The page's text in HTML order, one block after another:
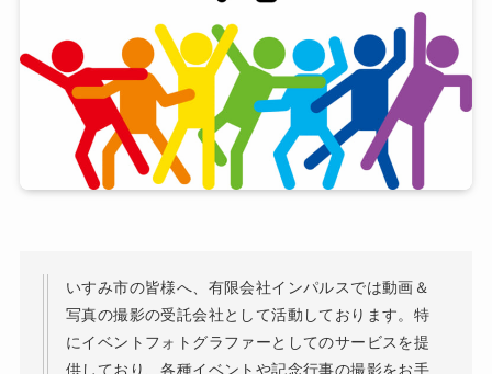
いすみ市の皆様へ、有限会社インパルスでは動画＆
写真の撮影の受託会社として活動しております。特
にイベントフォトグラファーとしてのサービスを提
供しており、各種イベントや記念行事の撮影をお手